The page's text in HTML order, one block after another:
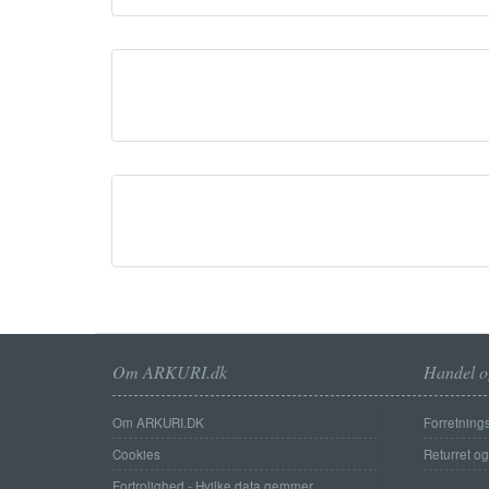
Om ARKURI.dk
Om ARKURI.DK
Cookies
Handel
Returret